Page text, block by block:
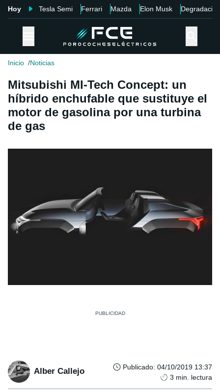
Hoy Tesla Semi Ferrari Mazda Elon Musk Degradación
Inicio Noticias
Mitsubishi MI-Tech Concept: un
híbrido enchufable que sustituye el
motor de gasolina por una turbina
de gas
Alber Callejo Publicado: 04/10/2019 13:37
3 min. lectura